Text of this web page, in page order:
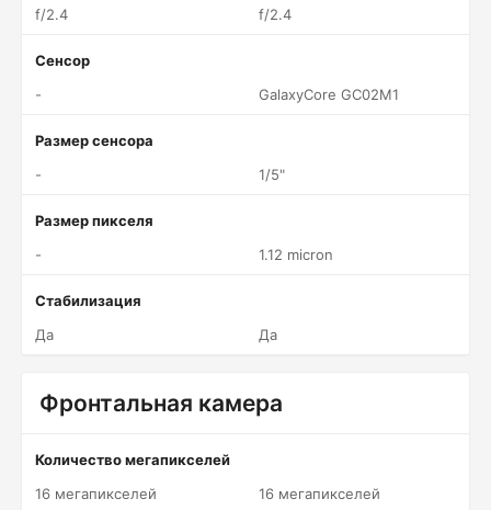
f/2.4
f/2.4
Сенсор
-
GalaxyCore GC02M1
Размер сенсора
-
1/5"
Размер пикселя
-
1.12 micron
Стабилизация
Да
Да
Фронтальная камера
Количество мегапикселей
16 мегапикселей
16 мегапикселей